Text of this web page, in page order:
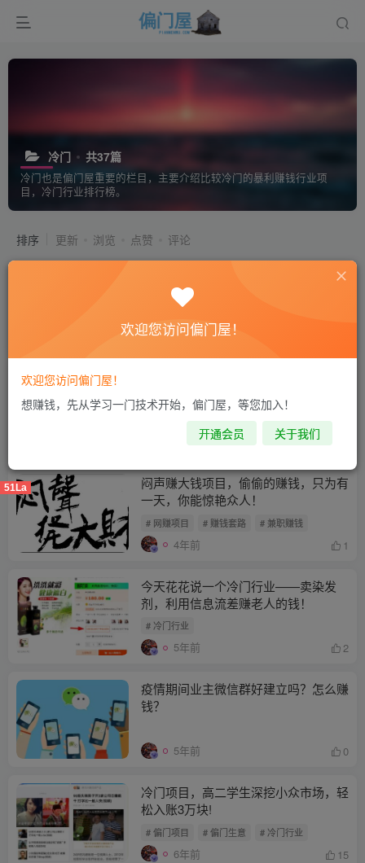
冷门 共37篇
冷门也是偏门屋重要的栏目，主要介绍比较冷门的暴利赚钱行业项
目，冷门行业排行榜。
排序 更新 浏览 点赞 评论
在农村，最赚钱的养殖行业，不累，你
做不做？
1年前
轰趴馆（赚钱+自用）
2年前
闷声赚大钱项目，偷偷的赚钱，只为有
一天，你能惊艳众人！
# 网赚项目 # 赚钱套路 # 兼职赚钱
4年前 1
今天花花说一个冷门行业——卖染发
剂，利用信息流差赚老人的钱！
# 冷门行业
5年前 2
疫情期间业主微信群好建立吗？怎么赚
钱？
5年前 0
冷门项目，高二学生深挖小众市场，轻
松入账3万块!
# 偏门项目 # 偏门生意 # 冷门行业
6年前 15
欢迎您访问偏门屋！
欢迎您访问偏门屋！
想赚钱，先从学习一门技术开始，偏门屋，等您加入！
开通会员
关于我们
51La